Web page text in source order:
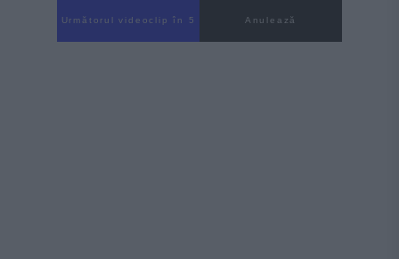
Următorul videoclip în 3 Anulează